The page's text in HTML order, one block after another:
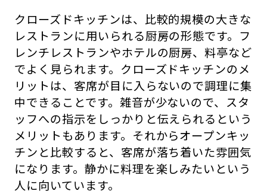
クローズドキッチンは、比較的規模の大きな
レストランに用いられる厨房の形態です。フ
レンチレストランやホテルの厨房、料亭など
でよく見られます。クローズドキッチンのメ
リットは、客席が目に入らないので調理に集
中できることです。雑音が少ないので、スタ
ッフへの指示をしっかりと伝えられるという
メリットもあります。それからオープンキッ
チンと比較すると、客席が落ち着いた雰囲気
になります。静かに料理を楽しみたいという
人に向いています。